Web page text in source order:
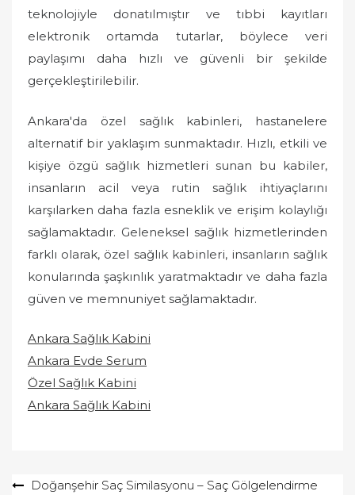
teknolojiyle donatılmıştır ve tıbbi kayıtları
elektronik ortamda tutarlar, böylece veri
paylaşımı daha hızlı ve güvenli bir şekilde
gerçekleştirilebilir.
Ankara'da özel sağlık kabinleri, hastanelere
alternatif bir yaklaşım sunmaktadır. Hızlı, etkili ve
kişiye özgü sağlık hizmetleri sunan bu kabiler,
insanların acil veya rutin sağlık ihtiyaçlarını
karşılarken daha fazla esneklik ve erişim kolaylığı
sağlamaktadır. Geleneksel sağlık hizmetlerinden
farklı olarak, özel sağlık kabinleri, insanların sağlık
konularında şaşkınlık yaratmaktadır ve daha fazla
güven ve memnuniyet sağlamaktadır.
Ankara Sağlık Kabini
Ankara Evde Serum
Özel Sağlık Kabini
Ankara Sağlık Kabini
YazıDoğanşehir Saç Similasyonu – Saç Gölgelendirme